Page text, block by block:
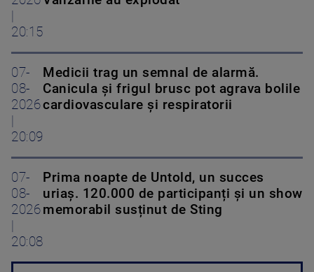
20:15
07-
08-
2026
20:09
Medicii trag un semnal de alarmă.
Canicula și frigul brusc pot agrava bolile
cardiovasculare și respiratorii
07-
08-
2026
20:08
Prima noapte de Untold, un succes
uriaș. 120.000 de participanți și un show
memorabil susținut de Sting